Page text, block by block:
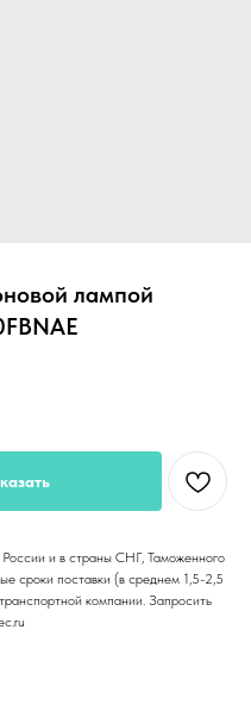
лампой
России и в страны СНГ, Таможенного
сроки поставки (в среднем 1,5-2,5
компании. Запросить